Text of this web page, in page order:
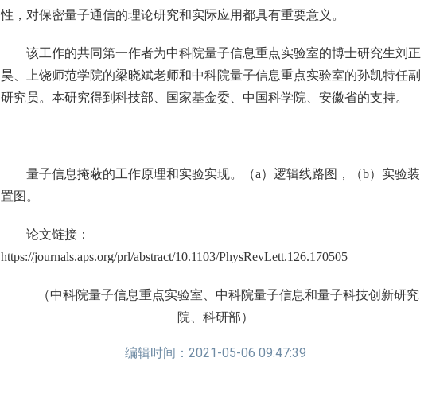
性，对保密量子通信的理论研究和实际应用都具有重要意义。
该工作的共同第一作者为中科院量子信息重点实验室的博士研究生刘正
昊、上饶师范学院的梁晓斌老师和中科院量子信息重点实验室的孙凯特任副
研究员。本研究得到科技部、国家基金委、中国科学院、安徽省的支持。
量子信息掩蔽的工作原理和实验实现。（a）逻辑线路图，（b）实验装
置图。
论文链接：
https://journals.aps.org/prl/abstract/10.1103/PhysRevLett.126.170505
（中科院量子信息重点实验室、中科院量子信息和量子科技创新研究
院、科研部）
编辑时间：2021-05-06 09:47:39